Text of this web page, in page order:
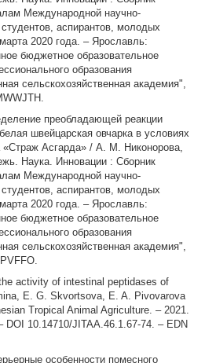
Международной научно-
аспирантов, молодых
2020 года. – Ярославль:
бюджетное образовательное
образования
сельскохозяйственная академия",
преобладающей реакции
швейцарская овчарка в условиях
«Страж Асгарда» / А. М. Никонорова,
Наука. Инновации : Сборник
Международной научно-
аспирантов, молодых
2020 года. – Ярославль:
бюджетное образовательное
образования
сельскохозяйственная академия",
activity of intestinal peptidases of
E. G. Skvortsova, E. A. Pivovarova
Tropical Animal Agriculture. – 2021.
DOI 10.14710/JITAA.46.1.67-74. – EDN
особенности помесного